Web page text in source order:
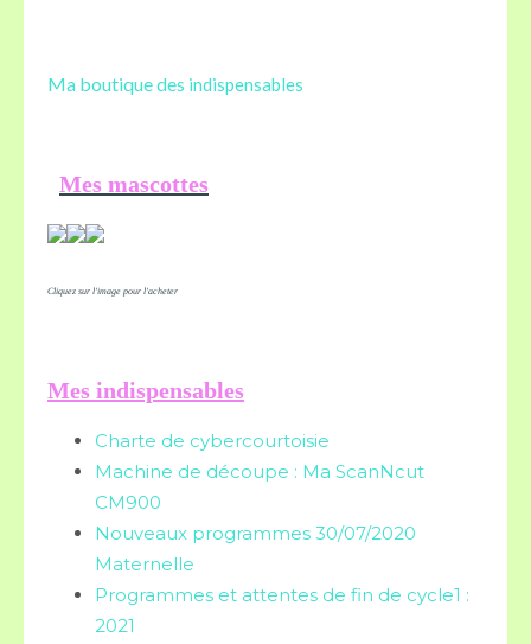
Ma boutique des indispensables
Mes mascottes
Cliquez sur l'image pour l'acheter
Mes indispensables
Charte de cybercourtoisie
Machine de découpe : Ma ScanNcut
CM900
Nouveaux programmes 30/07/2020
Maternelle
Programmes et attentes de fin de cycle1 :
2021